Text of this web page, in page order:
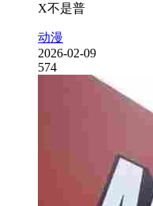
X不是普
动漫
2026-02-09
574